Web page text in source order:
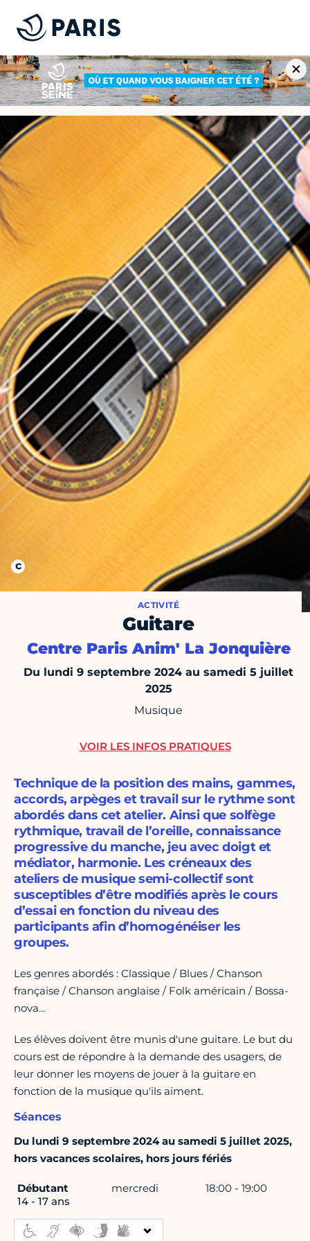
ACTIVITÉ
Guitare
Centre Paris Anim' La Jonquière
Du lundi 9 septembre 2024 au samedi 5 juillet
2025
Musique
Technique de la position des mains, gammes,
accords, arpèges et travail sur le rythme sont
abordés dans cet atelier. Ainsi que solfège
rythmique, travail de l’oreille, connaissance
progressive du manche, jeu avec doigt et
médiator, harmonie. Les créneaux des
ateliers de musique semi-collectif sont
susceptibles d’être modifiés après le cours
d’essai en fonction du niveau des
participants afin d’homogénéiser les
groupes.
Les genres abordés : Classique / Blues / Chanson
française / Chanson anglaise / Folk américain / Bossa-
nova…
Les élèves doivent être munis d'une guitare. Le but du
cours est de répondre à la demande des usagers, de
leur donner les moyens de jouer à la guitare en
fonction de la musique qu'ils aiment.
Séances
Du lundi 9 septembre 2024 au samedi 5 juillet 2025,
hors vacances scolaires, hors jours fériés
Débutant
14 - 17 ans
mercredi 18:00 - 19:00
VOIR LES INFOS PRATIQUES